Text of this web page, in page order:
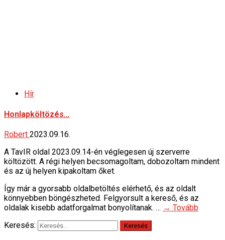
Hír
Honlapköltözés…
Robert 2023.09.16.
A TavIR oldal 2023.09.14-én véglegesen új szerverre
költözött. A régi helyen becsomagoltam, dobozoltam mindent
és az új helyen kipakoltam őket.
Így már a gyorsabb oldalbetöltés elérhető, és az oldalt
könnyebben böngészheted. Felgyorsult a kereső, és az
oldalak kisebb adatforgalmat bonyolítanak. … → Tovább
Keresés: